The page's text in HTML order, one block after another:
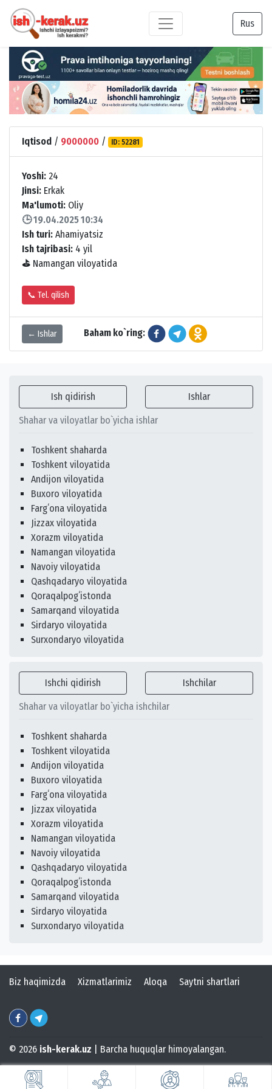
Rus
Iqtisod / 9000000 / ID: 52281
Yoshi: 24
Jinsi: Erkak
Ma'lumoti: Oliy
🕒 19.04.2025 10:34
Ish turi: Ahamiyatsiz
Ish tajribasi: 4 yil
⛳ Namangan viloyatida
📞 Tel. qilish
← Ishlar Baham ko`ring:
Ish qidirish Ishlar
Shahar va viloyatlar bo`yicha ishlar
Toshkent shaharda
Toshkent viloyatida
Andijon viloyatida
Buxoro viloyatida
Fargʻona viloyatida
Jizzax viloyatida
Xorazm viloyatida
Namangan viloyatida
Navoiy viloyatida
Qashqadaryo viloyatida
Qoraqalpogʻistonda
Samarqand viloyatida
Sirdaryo viloyatida
Surxondaryo viloyatida
Ishchi qidirish Ishchilar
Shahar va viloyatlar bo`yicha ishchilar
Toshkent shaharda
Toshkent viloyatida
Andijon viloyatida
Buxoro viloyatida
Fargʻona viloyatida
Jizzax viloyatida
Xorazm viloyatida
Namangan viloyatida
Navoiy viloyatida
Qashqadaryo viloyatida
Qoraqalpogʻistonda
Samarqand viloyatida
Sirdaryo viloyatida
Surxondaryo viloyatida
Biz haqimizda Xizmatlarimiz Aloqa Saytni shartlari
© 2026 ish-kerak.uz | Barcha huquqlar himoyalangan.